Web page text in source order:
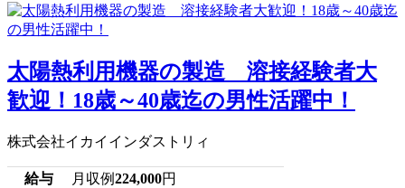
太陽熱利用機器の製造 溶接経験者大
歓迎！18歳～40歳迄の男性活躍中！
株式会社イカイインダストリィ
給与 月収例224,000円